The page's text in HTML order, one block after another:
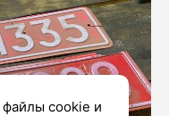
файлы cookie и